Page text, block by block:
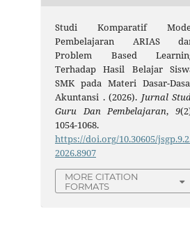
Studi Komparatif
Pembelajaran ARIAS
Problem Based
Terhadap Hasil Belajar
SMK pada Materi Dasar-
Akuntansi . (2026). Jurnal
Guru Dan Pembelajaran, 9
1054-1068.
https://doi.org/10.30605/
2026.8907
MORE CITATION
FORMATS